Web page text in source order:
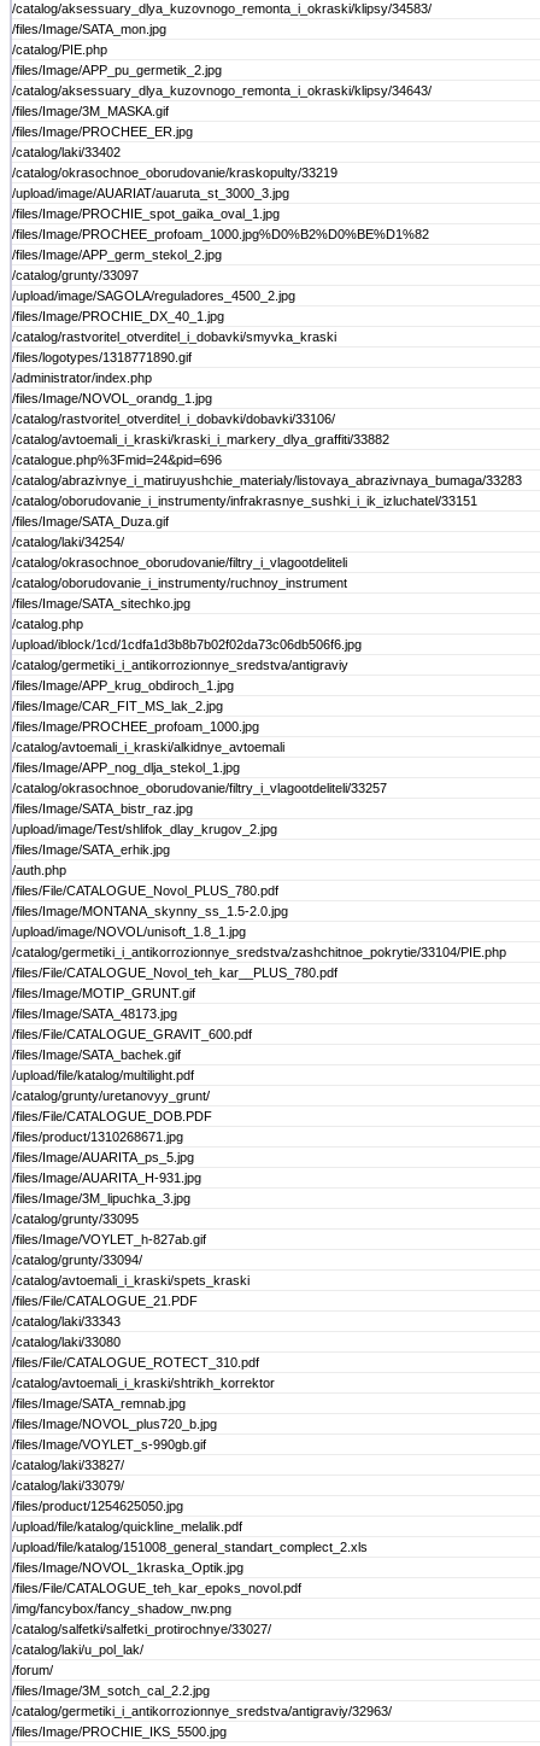
/catalog/aksessuary_dlya_kuzovnogo_remonta_i_okraski/klipsy/34583/
/files/Image/SATA_mon.jpg
/catalog/PIE.php
/files/Image/APP_pu_germetik_2.jpg
/catalog/aksessuary_dlya_kuzovnogo_remonta_i_okraski/klipsy/34643/
/files/Image/3M_MASKA.gif
/files/Image/PROCHEE_ER.jpg
/catalog/laki/33402
/catalog/okrasochnoe_oborudovanie/kraskopulty/33219
/upload/image/AUARIAT/auaruta_st_3000_3.jpg
/files/Image/PROCHIE_spot_gaika_oval_1.jpg
/files/Image/PROCHEE_profoam_1000.jpg%D0%B2%D0%BE%D1%82
/files/Image/APP_germ_stekol_2.jpg
/catalog/grunty/33097
/upload/image/SAGOLA/reguladores_4500_2.jpg
/files/Image/PROCHIE_DX_40_1.jpg
/catalog/rastvoritel_otverditel_i_dobavki/smyvka_kraski
/files/logotypes/1318771890.gif
/administrator/index.php
/files/Image/NOVOL_orandg_1.jpg
/catalog/rastvoritel_otverditel_i_dobavki/dobavki/33106/
/catalog/avtoemali_i_kraski/kraski_i_markery_dlya_graffiti/33882
/catalogue.php%3Fmid=24&pid=696
/catalog/abrazivnye_i_matiruyushchie_materialy/listovaya_abrazivnaya_bumaga/33283
/catalog/oborudovanie_i_instrumenty/infrakrasnye_sushki_i_ik_izluchatel/33151
/files/Image/SATA_Duza.gif
/catalog/laki/34254/
/catalog/okrasochnoe_oborudovanie/filtry_i_vlagootdeliteli
/catalog/oborudovanie_i_instrumenty/ruchnoy_instrument
/files/Image/SATA_sitechko.jpg
/catalog.php
/upload/iblock/1cd/1cdfa1d3b8b7b02f02da73c06db506f6.jpg
/catalog/germetiki_i_antikorrozionnye_sredstva/antigraviy
/files/Image/APP_krug_obdiroch_1.jpg
/files/Image/CAR_FIT_MS_lak_2.jpg
/files/Image/PROCHEE_profoam_1000.jpg
/catalog/avtoemali_i_kraski/alkidnye_avtoemali
/files/Image/APP_nog_dlja_stekol_1.jpg
/catalog/okrasochnoe_oborudovanie/filtry_i_vlagootdeliteli/33257
/files/Image/SATA_bistr_raz.jpg
/upload/image/Test/shlifok_dlay_krugov_2.jpg
/files/Image/SATA_erhik.jpg
/auth.php
/files/File/CATALOGUE_Novol_PLUS_780.pdf
/files/Image/MONTANA_skynny_ss_1.5-2.0.jpg
/upload/image/NOVOL/unisoft_1.8_1.jpg
/catalog/germetiki_i_antikorrozionnye_sredstva/zashchitnoe_pokrytie/33104/PIE.php
/files/File/CATALOGUE_Novol_teh_kar__PLUS_780.pdf
/files/Image/MOTIP_GRUNT.gif
/files/Image/SATA_48173.jpg
/files/File/CATALOGUE_GRAVIT_600.pdf
/files/Image/SATA_bachek.gif
/upload/file/katalog/multilight.pdf
/catalog/grunty/uretanovyy_grunt/
/files/File/CATALOGUE_DOB.PDF
/files/product/1310268671.jpg
/files/Image/AUARITA_ps_5.jpg
/files/Image/AUARITA_H-931.jpg
/files/Image/3M_lipuchka_3.jpg
/catalog/grunty/33095
/files/Image/VOYLET_h-827ab.gif
/catalog/grunty/33094/
/catalog/avtoemali_i_kraski/spets_kraski
/files/File/CATALOGUE_21.PDF
/catalog/laki/33343
/catalog/laki/33080
/files/File/CATALOGUE_ROTECT_310.pdf
/catalog/avtoemali_i_kraski/shtrikh_korrektor
/files/Image/SATA_remnab.jpg
/files/Image/NOVOL_plus720_b.jpg
/files/Image/VOYLET_s-990gb.gif
/catalog/laki/33827/
/catalog/laki/33079/
/files/product/1254625050.jpg
/upload/file/katalog/quickline_melalik.pdf
/upload/file/katalog/151008_general_standart_complect_2.xls
/files/Image/NOVOL_1kraska_Optik.jpg
/files/File/CATALOGUE_teh_kar_epoks_novol.pdf
/img/fancybox/fancy_shadow_nw.png
/catalog/salfetki/salfetki_protirochnye/33027/
/catalog/laki/u_pol_lak/
/forum/
/files/Image/3M_sotch_cal_2.2.jpg
/catalog/germetiki_i_antikorrozionnye_sredstva/antigraviy/32963/
/files/Image/PROCHIE_IKS_5500.jpg